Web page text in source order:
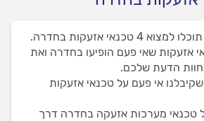
באתר המקצוענים תוכלו למצוא 4 טכנאי אזעקות בחדרה.
72 טכנאי אזעקות שאי פעם הופיעו בחדרה ואת
הדעת שלכם.
אי פעם על טכנאי אזעקות
מערכות אזעקה בחדרה דרך